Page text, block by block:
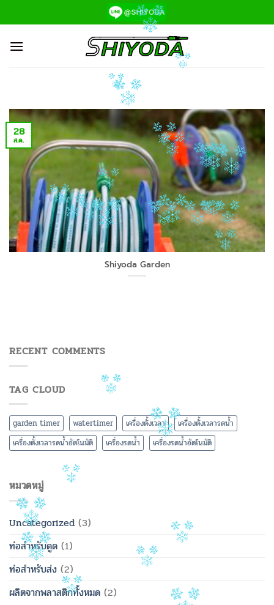
ไป
เนื้อหา
Shiyoda Garden
28
ส.ค.
RECENT COMMENTS
TAG CLOUD
garden timer watertimer เครื่องตั้งเวลา
เครื่องตั้งเวลารดน้ำ
เครื่องตั้งเวลารดน้ำอัตโนมัติ
เครื่องรดน้ำ เครื่องรดน้ำอัตโนมัติ
หมวดหมู่
Uncategorized (3)
ท่อสำหรับดูด (1)
ท่อสำหรับส่ง (2)
ผลิตจากพลาสติกทั้งหมด (2)